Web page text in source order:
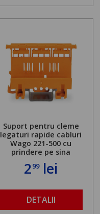
Suport pentru cleme
legaturi rapide cabluri
Wago 221-500 cu
prindere pe sina
299lei
DETALII